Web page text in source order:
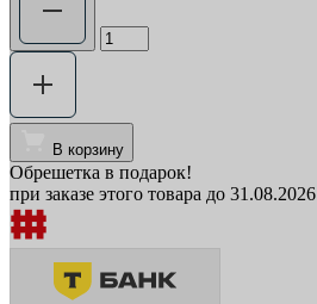
В корзину
Обрешетка в подарок!
при заказе этого товара до 31.08.2026